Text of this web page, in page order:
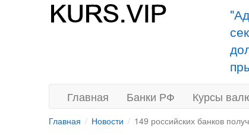
Главная Банки РФ Курсы
Главная Новости 149 российских банков